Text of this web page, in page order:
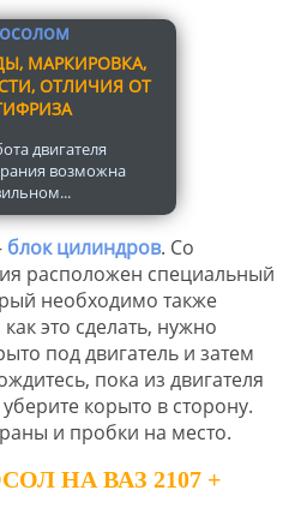
МАРКИРОВКА,
ОТЛИЧИЯ ОТ
двигателя
возможна
блок цилиндров. Со
расположен специальный
необходимо также
это сделать, нужно
под двигатель и затем
пока из двигателя
корыто в сторону.
и пробки на место.
НА ВАЗ 2107 +